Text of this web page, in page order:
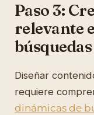
Paso 3:
relevante
Diseñar
requiere
dinámicas de